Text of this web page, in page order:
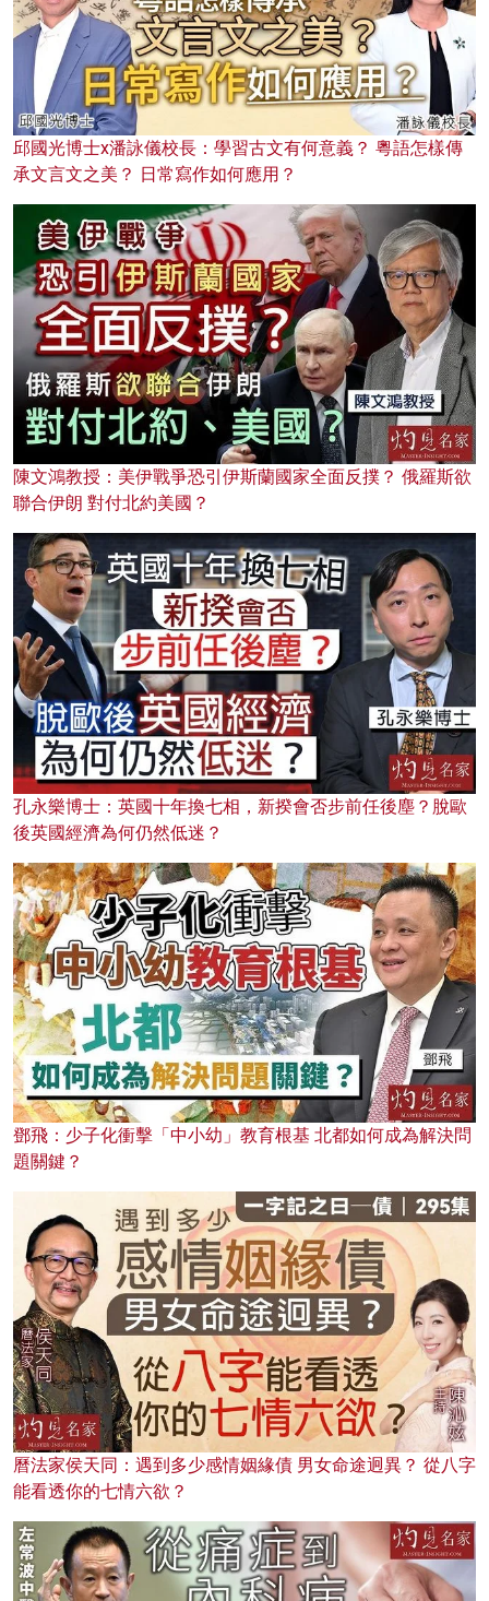
邱國光博士x潘詠儀校長：學習古文有何意義？ 粵語怎樣傳
承文言文之美？ 日常寫作如何應用？
陳文鴻教授：美伊戰爭恐引伊斯蘭國家全面反撲？ 俄羅斯欲
聯合伊朗 對付北約美國？
孔永樂博士：英國十年換七相，新揆會否步前任後塵？脫歐
後英國經濟為何仍然低迷？
鄧飛：少子化衝擊「中小幼」教育根基 北都如何成為解決問
題關鍵？
曆法家侯天同：遇到多少感情姻緣債 男女命途迥異？ 從八字
能看透你的七情六欲？